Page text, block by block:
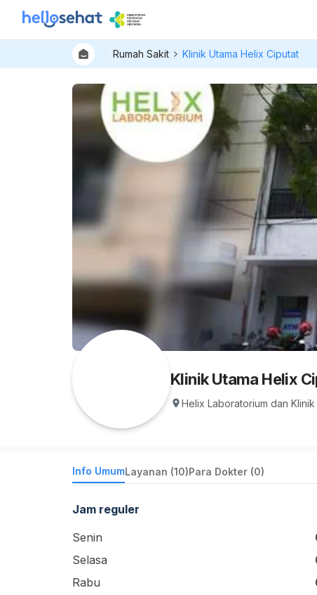
Rumah Sakit Klinik Utama Helix Ciputat
Klinik Utama Helix
Helix Laboratorium dan
Info UmumLayanan (10)Para Dokter (0)
Jam reguler
Senin
Selasa
Rabu